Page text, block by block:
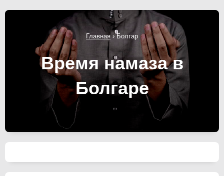
Главная›Болгар
Время намаза в
Болгаре